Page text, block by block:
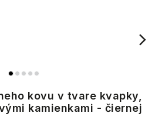
kovu v tvare kvapky,
kamienkami - čiernej